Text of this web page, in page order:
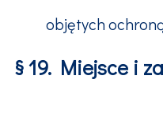
objętych
§ 19. Miejsce i